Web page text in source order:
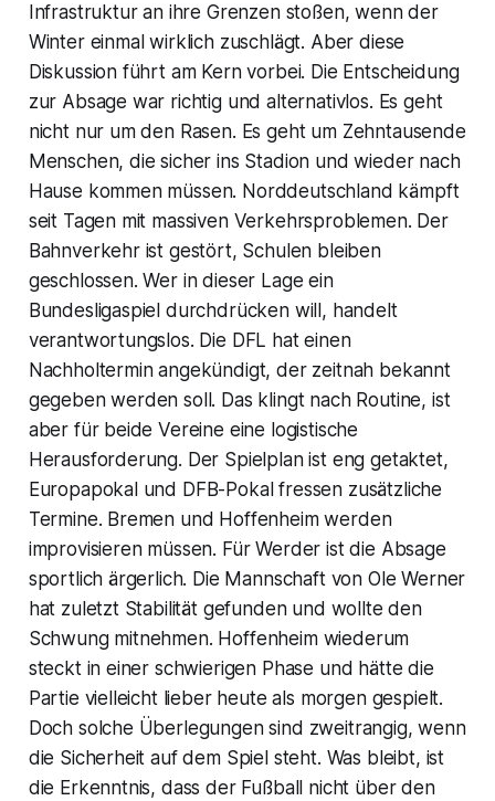
Infrastruktur an ihre Grenzen stoßen, wenn der
Winter einmal wirklich zuschlägt. Aber diese
Diskussion führt am Kern vorbei. Die Entscheidung
zur Absage war richtig und alternativlos. Es geht
nicht nur um den Rasen. Es geht um Zehntausende
Menschen, die sicher ins Stadion und wieder nach
Hause kommen müssen. Norddeutschland kämpft
seit Tagen mit massiven Verkehrsproblemen. Der
Bahnverkehr ist gestört, Schulen bleiben
geschlossen. Wer in dieser Lage ein
Bundesligaspiel durchdrücken will, handelt
verantwortungslos. Die DFL hat einen
Nachholtermin angekündigt, der zeitnah bekannt
gegeben werden soll. Das klingt nach Routine, ist
aber für beide Vereine eine logistische
Herausforderung. Der Spielplan ist eng getaktet,
Europapokal und DFB-Pokal fressen zusätzliche
Termine. Bremen und Hoffenheim werden
improvisieren müssen. Für Werder ist die Absage
sportlich ärgerlich. Die Mannschaft von Ole Werner
hat zuletzt Stabilität gefunden und wollte den
Schwung mitnehmen. Hoffenheim wiederum
steckt in einer schwierigen Phase und hätte die
Partie vielleicht lieber heute als morgen gespielt.
Doch solche Überlegungen sind zweitrangig, wenn
die Sicherheit auf dem Spiel steht. Was bleibt, ist
die Erkenntnis, dass der Fußball nicht über den